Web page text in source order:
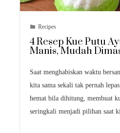
Recipes
4 Resep Kue Putu
Manis, Mudah
Saat menghabiskan waktu
kita sama sekali tak pernah
hemat bila dihitung, membuat
seringkali menjadi pilihan saat